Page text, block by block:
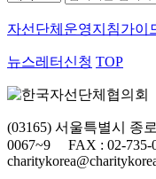
자선단체 운영지침가이
뉴스레터신청 TOP
(03165) 서울특별시
0067~9 FAX : 02-